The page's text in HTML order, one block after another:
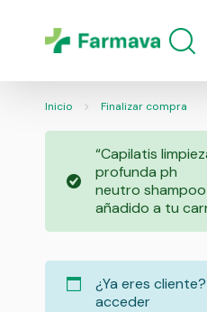
Inicio Finalizar compra
“Capilatis
profunda ph
neutro
añadido a tu
¿Ya eres cliente?
acceder